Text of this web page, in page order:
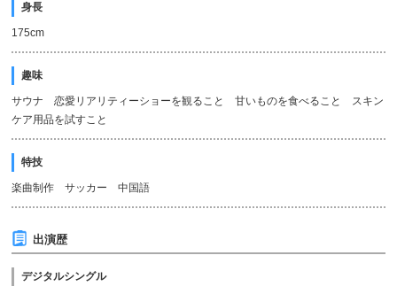
身長
175cm
趣味
サウナ 恋愛リアリティーショーを観ること 甘いものを食べること スキン
ケア用品を試すこと
特技
楽曲制作 サッカー 中国語
出演歴
デジタルシングル